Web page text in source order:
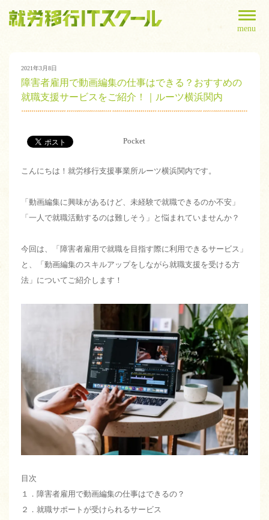
menu
2021年3月8日
障害者雇用で動画編集の仕事はできる？おすすめの
就職支援サービスをご紹介！｜ルーツ横浜関内
Pocket
こんにちは！就労移行支援事業所ルーツ横浜関内です。
「動画編集に興味があるけど、未経験で就職できるのか不安」
「一人で就職活動するのは難しそう」と悩まれていませんか？
今回は、「障害者雇用で就職を目指す際に利用できるサービス」
と、「動画編集のスキルアップをしながら就職支援を受ける方
法」についてご紹介します！
目次
１．障害者雇用で動画編集の仕事はできるの？
２．就職サポートが受けられるサービス